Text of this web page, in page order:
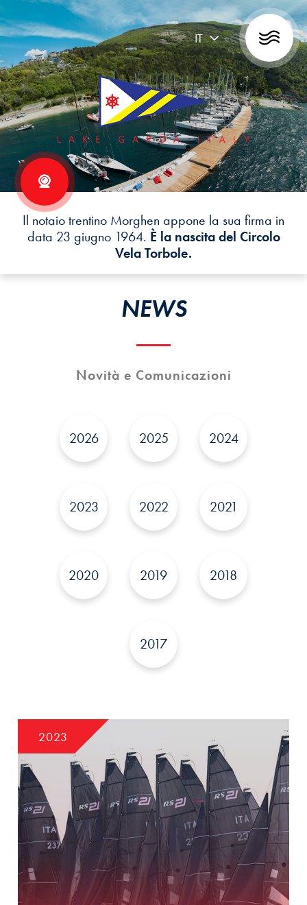
IT
Il notaio trentino Morghen appone la sua firma in
data 23 giugno 1964. È la nascita del Circolo
Vela Torbole.
NEWS
Novità e Comunicazioni
2026 2025 2024
2023 2022 2021
2020 2019 2018
2017
2023